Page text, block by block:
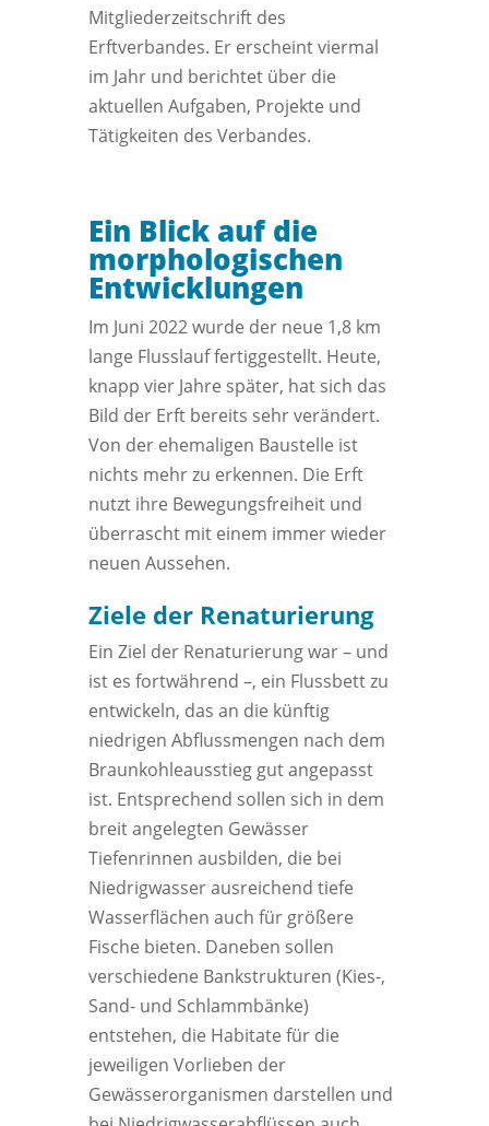
Mitgliederzeitschrift des
Erftverbandes. Er erscheint viermal
im Jahr und berichtet über die
aktuellen Aufgaben, Projekte und
Tätigkeiten des Verbandes.
Ein Blick auf die
morphologischen
Entwicklungen
Im Juni 2022 wurde der neue 1,8 km
lange Flusslauf fertiggestellt. Heute,
knapp vier Jahre später, hat sich das
Bild der Erft bereits sehr verändert.
Von der ehemaligen Baustelle ist
nichts mehr zu erkennen. Die Erft
nutzt ihre Bewegungsfreiheit und
überrascht mit einem immer wieder
neuen Aussehen.
Ziele der Renaturierung
Ein Ziel der Renaturierung war – und
ist es fortwährend –, ein Flussbett zu
entwickeln, das an die künftig
niedrigen Abflussmengen nach dem
Braunkohleausstieg gut angepasst
ist. Entsprechend sollen sich in dem
breit angelegten Gewässer
Tiefenrinnen ausbilden, die bei
Niedrigwasser ausreichend tiefe
Wasserflächen auch für größere
Fische bieten. Daneben sollen
verschiedene Bankstrukturen (Kies-,
Sand- und Schlammbänke)
entstehen, die Habitate für die
jeweiligen Vorlieben der
Gewässerorganismen darstellen und